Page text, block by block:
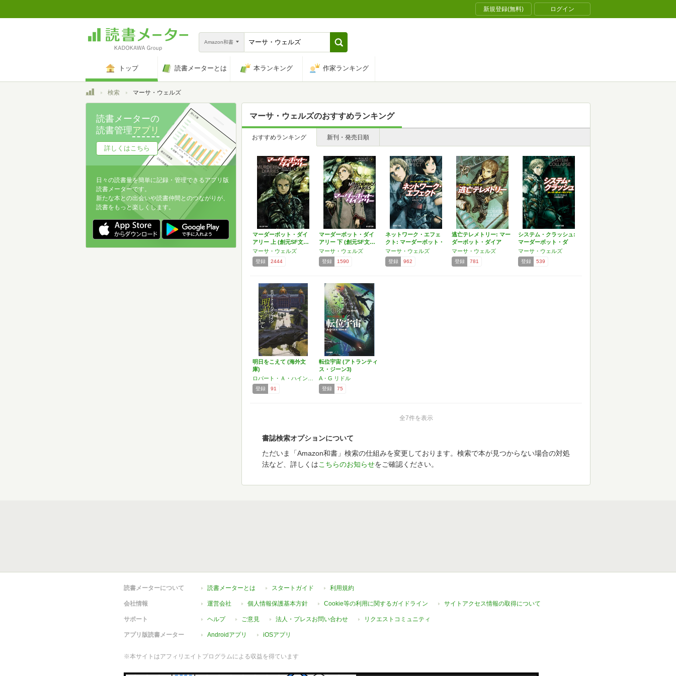
新規登録(無料) ログイン
Amazon和書
トップ 読書メーターとは 本ランキング 作家ランキング
トップ検索 マーサ・ウェルズ
マーサ・ウェルズのおすすめランキング
おすすめランキング 新刊・発売日順
マーダーボット・ダイ
アリー 上 (創元SF文…
マーサ・ウェルズ
登録 2444
マーダーボット・ダイ
アリー 下 (創元SF文…
マーサ・ウェルズ
登録 1590
ネットワーク・エフェ
クト: マーダーボット・
…
マーサ・ウェルズ
登録 962
逃亡テレメトリー: マー
ダーボット・ダイア
リ…
マーサ・ウェルズ
登録 781
システム・クラッシュ:
マーダーボット・ダ
イ…
マーサ・ウェルズ
登録 539
明日をこえて (海外文
庫)
登録 91
転位宇宙 (アトランティ
ス・ジーン3)
A・G リドル
登録 75
全7件を表示
書誌検索オプションについて
ただいま「Amazon和書」検索の仕組みを変更しております。検索で本が見つからない場合の対処
法など、詳しくはこちらのお知らせをご確認ください。
読書メーターの
読書管理アプリ
詳しくはこちら
日々の読書量を簡単に記録・管理できるアプリ版
読書メーターです。
新たな本との出会いや読書仲間とのつながりが、
読書をもっと楽しくします。
読書メーターについて 読書メーターとは スタートガイド 利用規約
会社情報 運営会社 個人情報保護基本方針 Cookie等の利用に関するガイドライン サイトアクセス情報の取得について
サポート ヘルプ ご意見 法人・プレスお問い合わせ リクエストコミュニティ
アプリ版読書メーター Androidアプリ iOSアプリ
※本サイトはアフィリエイトプログラムによる収益を得ています